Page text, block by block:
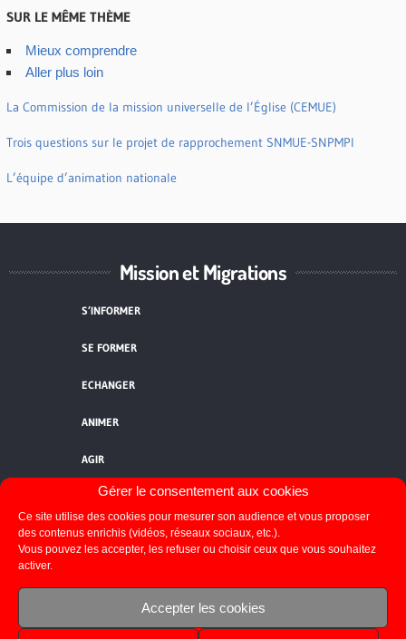
Gérer le consentement aux cookies
Ce site utilise des cookies pour mesurer son audience et vous proposer
des contenus enrichis (vidéos, réseaux sociaux, etc.).
Vous pouvez les accepter, les refuser ou choisir ceux que vous souhaitez
activer.
Accepter les cookies
SUR LE MÊME THÈME
Mieux comprendre
Aller plus loin
La Commission de la mission universelle de l’Église (CEMUE)
Trois questions sur le projet de rapprochement SNMUE-SNPMPI
L’équipe d’animation nationale
Mission et Migrations
S’INFORMER
SE FORMER
ECHANGER
ANIMER
AGIR
QUI SOMMES-NOUS ?
NOUS CONTACTER